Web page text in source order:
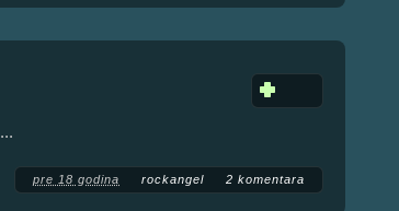
pre 18 godina rockangel 2 komentara